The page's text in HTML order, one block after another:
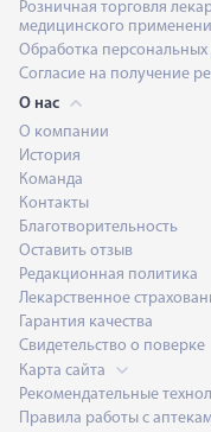
Розничная торговля
медицинского
Обработка
Согласие на получение
О нас
О компании
История
Команда
Контакты
Благотворительность
Оставить отзыв
Редакционная политика
Лекарственное
Гарантия качества
Свидетельство о поверке
Карта сайта
Рекомендательные
Правила работы с